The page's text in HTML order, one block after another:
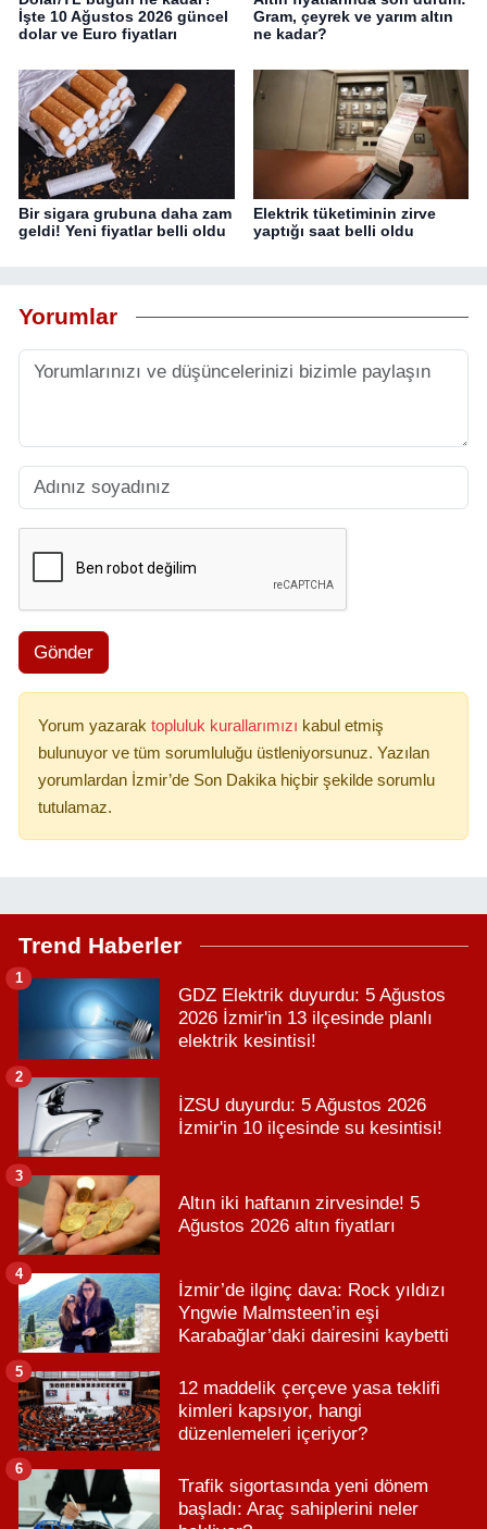
İşte 10 Ağustos 2026 güncel
dolar ve Euro fiyatları
Gram, çeyrek ve yarım altın
ne kadar?
Bir sigara grubuna daha zam
geldi! Yeni fiyatlar belli oldu
Elektrik tüketiminin zirve
yaptığı saat belli oldu
Yorumlar
Gönder
Yorum yazarak topluluk kurallarımızı kabul etmiş
bulunuyor ve tüm sorumluluğu üstleniyorsunuz. Yazılan
yorumlardan İzmir’de Son Dakika hiçbir şekilde sorumlu
tutulamaz.
Trend Haberler
GDZ Elektrik duyurdu: 5 Ağustos
2026 İzmir'in 13 ilçesinde planlı
elektrik kesintisi!
1
İZSU duyurdu: 5 Ağustos 2026
İzmir'in 10 ilçesinde su kesintisi!
2
Altın iki haftanın zirvesinde! 5
Ağustos 2026 altın fiyatları
3
İzmir’de ilginç dava: Rock yıldızı
Yngwie Malmsteen’in eşi
Karabağlar’daki dairesini kaybetti
4
12 maddelik çerçeve yasa teklifi
kimleri kapsıyor, hangi
düzenlemeleri içeriyor?
5
Trafik sigortasında yeni dönem
başladı: Araç sahiplerini neler
6